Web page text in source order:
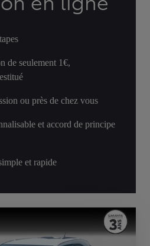
de seulement 1€,
ou près de chez vous
et accord de principe
et rapide